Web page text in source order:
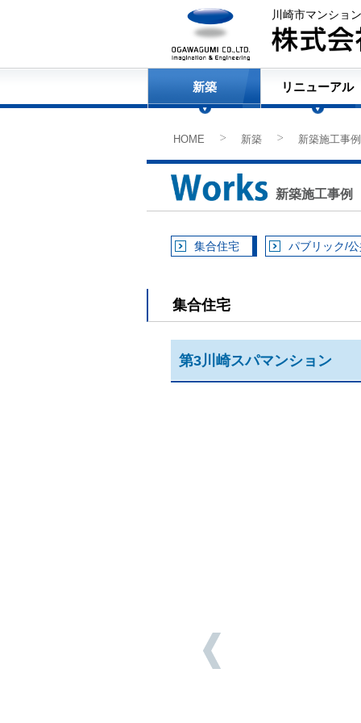
川崎市マンショ
新築 リニューアル
HOME
新築
新築施工事例
新築施工事例
集合住宅 パブリック/
集合住宅
第3川崎スパマンション